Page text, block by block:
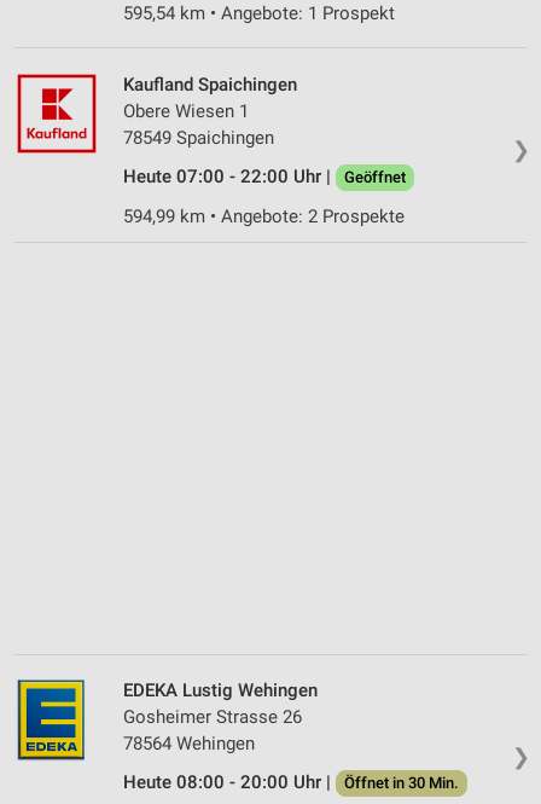
595,54 km • Angebote: 1 Prospekt
❯
Kaufland Spaichingen
Obere Wiesen 1
78549 Spaichingen
Heute 07:00 - 22:00 Uhr |
Geöffnet
594,99 km • Angebote: 2 Prospekte
❯
EDEKA Lustig Wehingen
Gosheimer Strasse 26
78564 Wehingen
Heute 08:00 - 20:00 Uhr |
Öffnet in 30 Min.